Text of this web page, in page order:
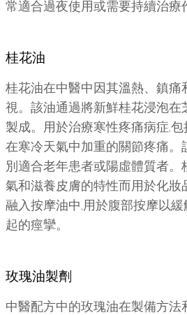
常適合過夜使用或需要持續治療
桂花油
桂花油在中醫中因其溫熱、鎮痛
視。該油通過將新鮮桂花浸泡在
製成。用於治療寒性疼痛病症,
在寒冷天氣中加重的關節疼痛。
別適合老年患者或陽虛體質者。
氣和滋養皮膚的特性而用於化妝
融入按摩油中,用於腹部按摩以緩
起的痙攣。
玫瑰油製劑
中醫配方中的玫瑰油在製備方法